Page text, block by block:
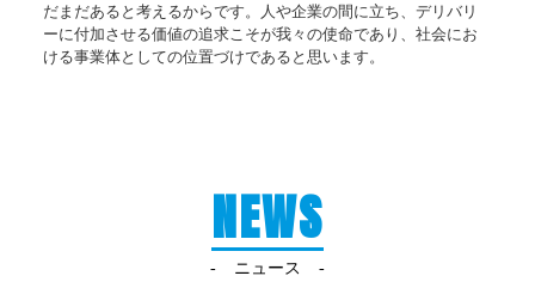
だまだあると考えるからです。人や企業の間に立ち、デリバリ
ーに付加させる価値の追求こそが我々の使命であり、社会にお
ける事業体としての位置づけであると思います。
NEWS
ニュース